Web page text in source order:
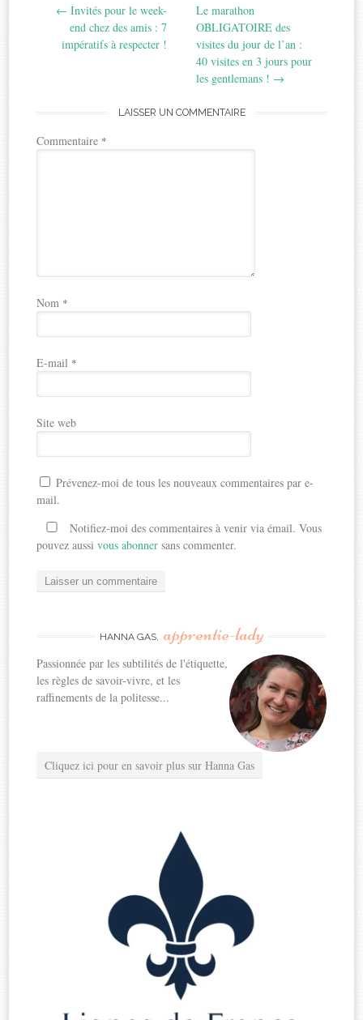
navigation
← Invités pour le week-
end chez des amis : 7
impératifs à respecter !
Le marathon
OBLIGATOIRE des
visites du jour de l’an :
40 visites en 3 jours pour
les gentlemans ! →
LAISSER UN COMMENTAIRE
Commentaire *
Nom *
E-mail *
Site web
Prévenez-moi de tous les nouveaux commentaires par e-
mail.
Notifiez-moi des commentaires à venir via émail. Vous
pouvez aussivous abonner sans commenter.
HANNA GAS, apprentie-lady
Passionnée par les subtilités de l'étiquette,
les règles de savoir-vivre, et les
raffinements de la politesse...
Cliquez ici pour en savoir plus sur Hanna Gas